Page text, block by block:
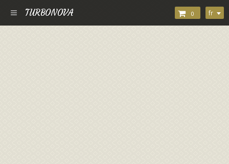
TURBONOVA 0 fr